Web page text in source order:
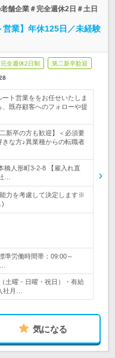
舗企業＃完全週休2日＃土日
業】年休125日／未経験
完全週休2日制 第二新卒歓迎
ト営業ををお任せいたしま
既存顧客へのフォローや提
新卒の方も歓迎】＜必須要
な方♪異業種からの転職者
橋人形町3-2-8 【雇入れ直
…
力を考慮して決定します※
)
労働時間帯：09:00～
土曜・日曜・祝日）・有給
社月…
気になる